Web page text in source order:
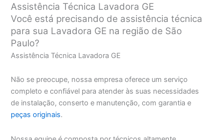
Assistência Técnica Lavadora GE
Você está precisando de assistência técnica
para sua Lavadora GE na região de São
Paulo?
Assistência Técnica Lavadora GE
Não se preocupe, nossa empresa oferece um serviço
completo e confiável para atender às suas necessidades
de instalação, conserto e manutenção, com garantia e
peças originais.